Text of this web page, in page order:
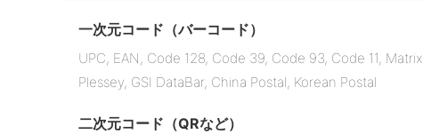
一次元コード（バーコード）
UPC, EAN, Code 128, Code 39, Code 93, Code 11,
Plessey, GSI DataBar, China Postal, Korean Postal
二次元コード（QRなど）